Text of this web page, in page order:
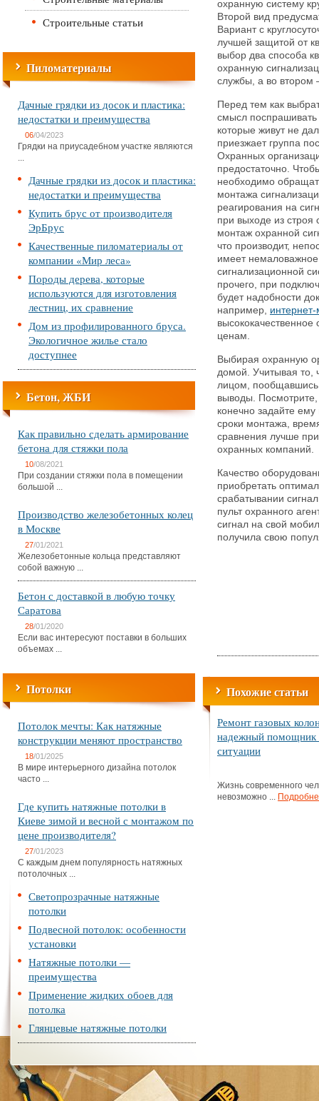
Строительные статьи
Пиломатериалы
Дачные грядки из досок и пластика:
недостатки и преимущества
06/04/2023
Грядки на приусадебном участке являются
...
Дачные грядки из досок и пластика:
недостатки и преимущества
Купить брус от производителя
ЭрБрус
Качественные пиломатериалы от
компании «Мир леса»
Породы дерева, которые
используются для изготовления
лестниц, их сравнение
Дом из профилированного бруса.
Экологичное жилье стало
доступнее
Бетон, ЖБИ
Как правильно сделать армирование
бетона для стяжки пола
10/08/2021
При создании стяжки пола в помещении
большой ...
Производство железобетонных колец
в Москве
27/01/2021
Железобетонные кольца представляют
собой важную ...
Бетон с доставкой в любую точку
Саратова
28/01/2020
Если вас интересуют поставки в больших
объемах ...
Потолки
Потолок мечты: Как натяжные
конструкции меняют пространство
18/01/2025
В мире интерьерного дизайна потолок
часто ...
Где купить натяжные потолки в
Киеве зимой и весной с монтажом по
цене производителя?
27/01/2023
С каждым днем популярность натяжных
потолочных ...
Светопрозрачные натяжные
потолки
Подвесной потолок: особенности
установки
Натяжные потолки —
преимущества
Применение жидких обоев для
потолка
Глянцевые натяжные потолки
охранную систему
Второй вид
Вариант с
лучшей защитой от
выбор два способа
охранную
службы, а во втором
Перед тем как
смысл поспрашивать
которые живут не
приезжает группа
Охранных
предостаточно.
необходимо
монтажа
реагирования на
при выходе из строя
монтаж охранной
что производит,
имеет немаловажное
сигнализационной
прочего, при
будет надобности
например,
ценам.
Выбирая охранную
домой. Учитывая то,
лицом,
выводы.
конечно задайте
сроки монтажа,
сравнения лучше
охранных компаний.
Качество
приобретать
срабатывании
пульт охранного
сигнал на свой
получила свою
Похожие статьи
Ремонт газовых
надежный помощник
ситуации
Жизнь современного
невозможно ...